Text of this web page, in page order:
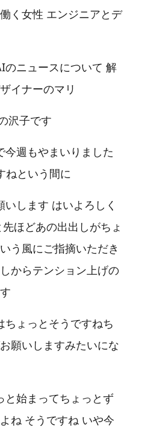
く女性 エンジニアとデ
のニュースについて 解
イナーのマリ
沢子です
今週もやまいりました
ねという間に
します はいよろしく
ほどあの出出しがちょ
う風にご指摘いただき
からテンション上げの
ちょっとそうですねち
願いしますみたいにな
と始まってちょっとず
ね そうですね いや今